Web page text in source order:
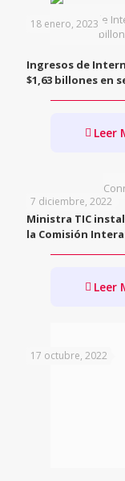
Ingresos de
18 enero, 2023
Ingresos de
$1,63 billones en
Leer
7 diciembre, 2022
Ministra TIC
la Comisión
Leer
17 octubre, 2022